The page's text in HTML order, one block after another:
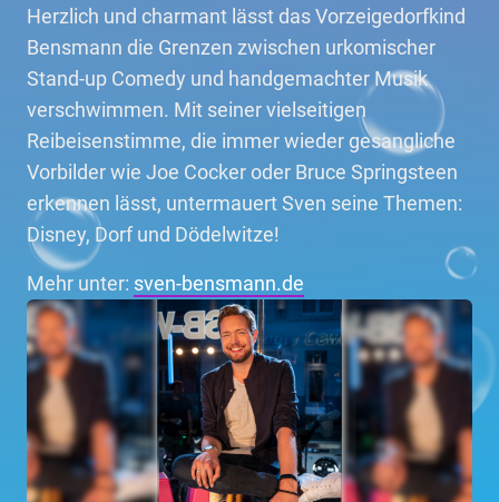
Herzlich und charmant lässt das Vorzeigedorfkind
Bensmann die Grenzen zwischen urkomischer
Stand-up Comedy und handgemachter Musik
verschwimmen. Mit seiner vielseitigen
Reibeisenstimme, die immer wieder gesangliche
Vorbilder wie Joe Cocker oder Bruce Springsteen
erkennen lässt, untermauert Sven seine Themen:
Disney, Dorf und Dödelwitze!
Mehr unter: sven-bensmann.de